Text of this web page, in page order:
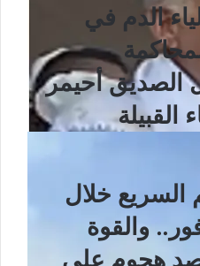
الدم في
الصديق أحيمر
القبيلة
السريع خلال
والقوة
صد هجوم على